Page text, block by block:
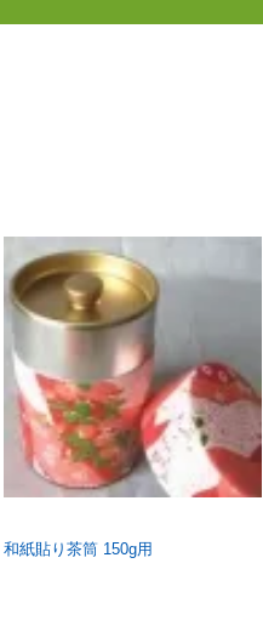
和紙貼り茶筒 150g用